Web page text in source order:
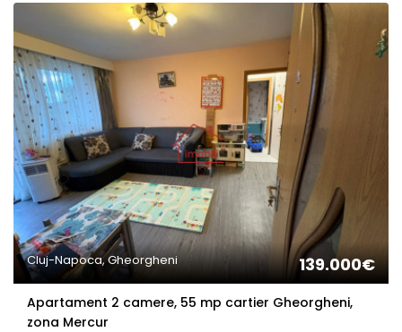
Cluj-Napoca, Gheorgheni 139.000€
Apartament 2 camere, 55 mp cartier Gheorgheni,
zona Mercur